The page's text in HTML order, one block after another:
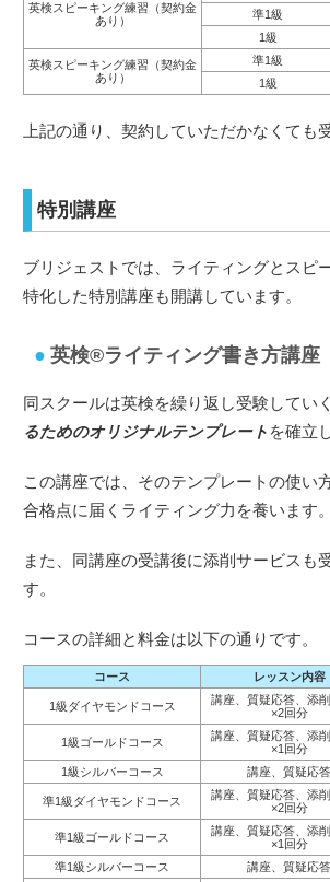
英検スピーキング練習（契約金
あり）
準1級
1級
英検スピーキング練習（契約金
あり）
準1級
1級
上記の通り、契約していただかなくても
特別講座
ブリジェストでは、ライティングとスピ
特化した特別講座も開講しています。
英検®︎ライティング書き方講座
同スクールは英検を繰り返し受験してい
るためのオリジナルテンプレート を確立
この講座では、そのテンプレートの使い
合格点に届くライティング力を養います。
また、同講座の受講後に添削サービスも
す。
コースの詳細と料金は以下の通りです。
コース レッスン内容
1級ダイヤモンドコース
講座、質疑応答、添
×2回分
1級ゴールドコース
講座、質疑応答、添
×1回分
1級シルバーコース 講座、質疑応答
準1級ダイヤモンドコース
講座、質疑応答、添
×2回分
準1級ゴールドコース
講座、質疑応答、添
×1回分
準1級シルバーコース 講座、質疑応答